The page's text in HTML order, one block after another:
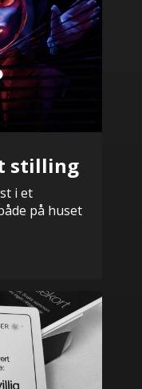
stilling
i et
på huset